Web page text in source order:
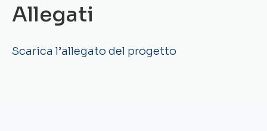
Allegati
Scarica l’allegato del progetto